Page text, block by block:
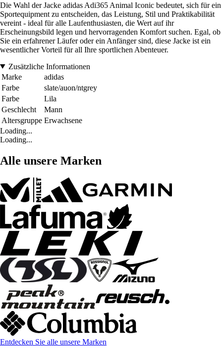
Die Wahl der Jacke adidas Adi365 Animal Iconic bedeutet, sich für ein
Sportequipment zu entscheiden, das Leistung, Stil und Praktikabilität
vereint - ideal für alle Laufenthusiasten, die Wert auf ihr
Erscheinungsbild legen und hervorragenden Komfort suchen. Egal, ob
Sie ein erfahrener Läufer oder ein Anfänger sind, diese Jacke ist ein
wesentlicher Vorteil für all Ihre sportlichen Abenteuer.
Zusätzliche Informationen
Marke
adidas
Farbe
slate/auon/ntgrey
Farbe
Lila
Geschlecht
Mann
Altersgruppe Erwachsene
Loading...
Loading...
Alle unsere Marken
Entdecken Sie alle unsere Marken